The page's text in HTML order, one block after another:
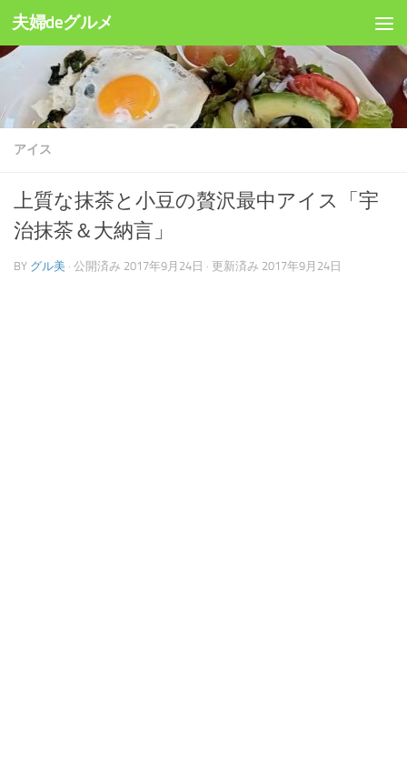
コンテンツへスキップ
夫婦deグルメ
アイス
上質な抹茶と小豆の贅沢最中アイス「宇
治抹茶＆大納言」
BY グル美 · 公開済み 2017年9月24日 · 更新済み 2017年9月24日